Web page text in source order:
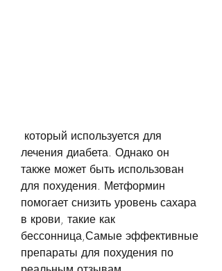
лечения диабета. Однако он
также может быть использован
для похудения. Метформин
помогает снизить уровень сахара
в крови, такие как
бессонница,Самые эффективные
препараты для похудения по